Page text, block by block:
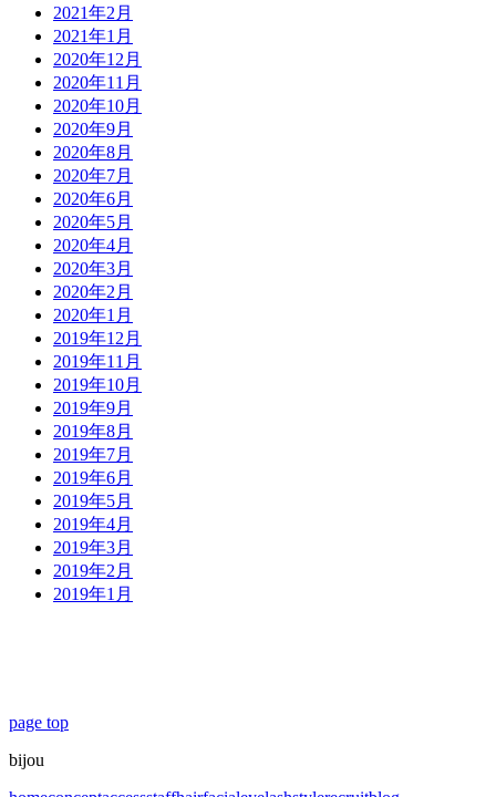
2021年2月
2021年1月
2020年12月
2020年11月
2020年10月
2020年9月
2020年8月
2020年7月
2020年6月
2020年5月
2020年4月
2020年3月
2020年2月
2020年1月
2019年12月
2019年11月
2019年10月
2019年9月
2019年8月
2019年7月
2019年6月
2019年5月
2019年4月
2019年3月
2019年2月
2019年1月
page top
bijou